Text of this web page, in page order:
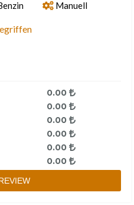
Manuell
0.00
0.00
0.00
0.00
0.00
0.00